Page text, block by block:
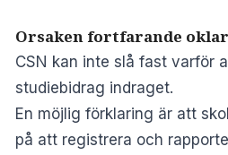
Orsaken fortfarande oklar
CSN kan inte slå fast varför
studiebidrag indraget.
En möjlig förklaring är att
på att registrera och